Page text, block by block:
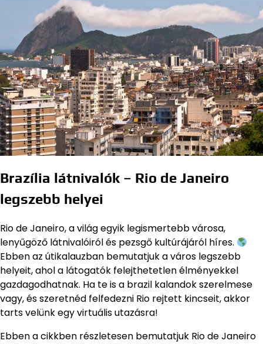
Brazília látnivalók – Rio de Janeiro
legszebb helyei
Rio de Janeiro, a világ egyik legismertebb városa,
lenyűgöző látnivalóiról és pezsgő kultúrájáról híres.
Ebben az útikalauzban bemutatjuk a város legszebb
helyeit, ahol a látogatók felejthetetlen élményekkel
gazdagodhatnak. Ha te is a brazil kalandok szerelmese
vagy, és szeretnéd felfedezni Rio rejtett kincseit, akkor
tarts velünk egy virtuális utazásra!
Ebben a cikkben részletesen bemutatjuk Rio de Janeiro